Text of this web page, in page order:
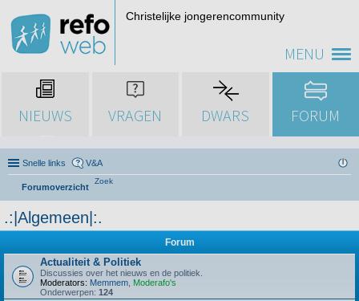
MENU
Christelijke jongerencommunity
NIEUWS VRAGEN DWARS FORUM
Snelle links V&A
Forumoverzicht
Zoek
.:|Algemeen|:.
Forum
Actualiteit & Politiek
Discussies over het nieuws en de politiek.
Moderators: Memmem Moderafo's
Onderwerpen: 124